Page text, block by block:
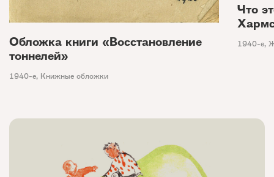
Обложка книги «Восстановление
тоннелей»
1940-е, Книжные обложки
Что
1940-е,